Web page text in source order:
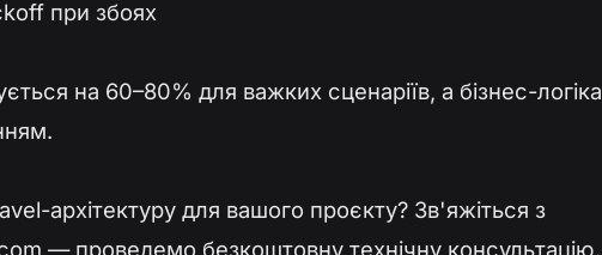
при збоях
на 60–80% для важких сценаріїв, а бізнес-логіка
архітектуру для вашого проєкту? Зв'яжіться з
— проведемо безкоштовну технічну консультацію.